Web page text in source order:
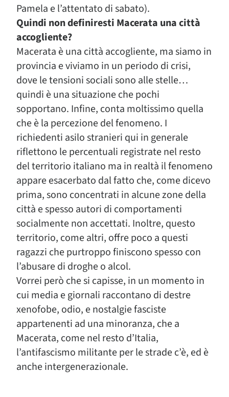
Pamela e l’attentato di sabato).
Quindi non definiresti Macerata una città
accogliente?
Macerata è una città accogliente, ma siamo in
provincia e viviamo in un periodo di crisi,
dove le tensioni sociali sono alle stelle…
quindi è una situazione che pochi
sopportano. Infine, conta moltissimo quella
che è la percezione del fenomeno. I
richiedenti asilo stranieri qui in generale
riflettono le percentuali registrate nel resto
del territorio italiano ma in realtà il fenomeno
appare esacerbato dal fatto che, come dicevo
prima, sono concentrati in alcune zone della
città e spesso autori di comportamenti
socialmente non accettati. Inoltre, questo
territorio, come altri, offre poco a questi
ragazzi che purtroppo finiscono spesso con
l’abusare di droghe o alcol.
Vorrei però che si capisse, in un momento in
cui media e giornali raccontano di destre
xenofobe, odio, e nostalgie fasciste
appartenenti ad una minoranza, che a
Macerata, come nel resto d’Italia,
l’antifascismo militante per le strade c’è, ed è
anche intergenerazionale.